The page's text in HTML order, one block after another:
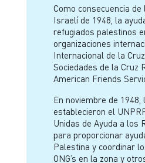
Como consecuencia
Israelí de 1948, la
refugiados palestinos
organizaciones
Internacional de la
Sociedades de la Cruz
American Friends
En noviembre de
establecieron el
Unidas de Ayuda a los
para proporcionar
Palestina y coordinar
ONG’s en la zona y